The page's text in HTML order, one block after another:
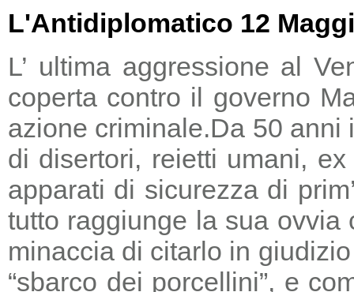
L'Antidiplomatico 12
L’ ultima aggressione al
coperta contro il governo
azione criminale.Da 50 anni
di disertori, reietti umani,
apparati di sicurezza di
tutto raggiunge la sua
minaccia di citarlo in
“sbarco dei porcellini”, e